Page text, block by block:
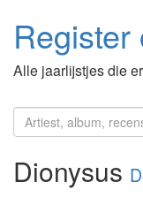
Alle jaarlijstjes die
Dionysus